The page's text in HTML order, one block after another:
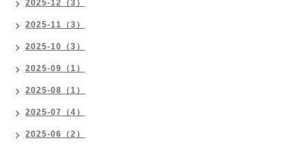
2025-12（3）
2025-11（3）
2025-10（3）
2025-09（1）
2025-08（1）
2025-07（4）
2025-06（2）